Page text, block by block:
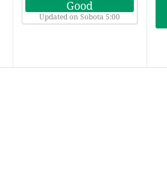
Good
Updated on Sobota 5:00